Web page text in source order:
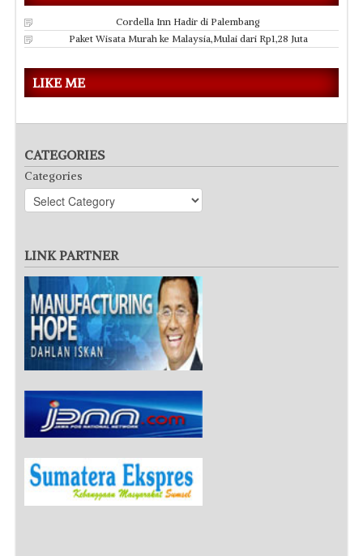
Cordella Inn Hadir di Palembang
Paket Wisata Murah ke Malaysia,Mulai dari Rp1,28 Juta
LIKE ME
CATEGORIES
Categories
LINK PARTNER